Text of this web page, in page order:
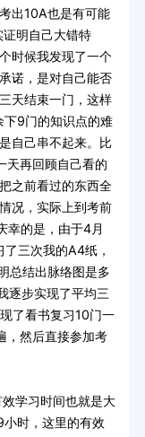
出10A也是有可能
明自己大错特
时候我发现了一个
诺，是对自己能否
天结束一门，这样
9门的知识点的难
自己串不起来。比
天再回顾自己看的
之前看过的东西全
况，实际上到考前
幸的是，由于4月
三次我的A4纸，
总结出脉络图是多
逐步实现了平均三
了看书复习10门一
，然后直接参加考
学习时间也就是大
时，这里的有效